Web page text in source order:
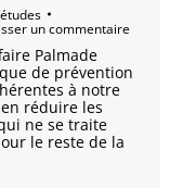
un commentaire
Palmade
de prévention
à notre
réduire les
ne se traite
le reste de la